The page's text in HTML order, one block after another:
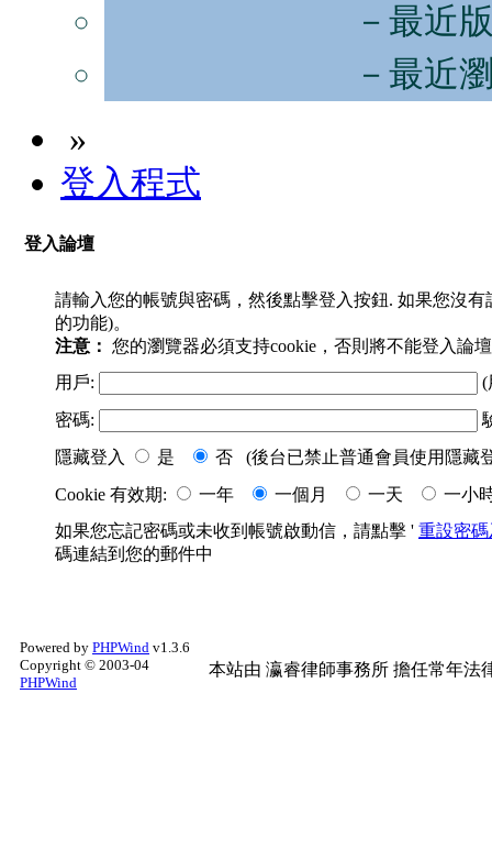
－最近
－最近
»
登入程式
登入論壇
請輸入您的帳號與密碼，然後點擊登入按鈕. 如果您沒
的功能)。
注意： 您的瀏覽器必須支持cookie，否則將不能登入論
用戶:
(
密碼:
隱藏登入
是
否 (後台已禁止普通會員使用隱藏
Cookie 有效期:
一年 一個月 一天
一小
如果您忘記密碼或未收到帳號啟動信，請點擊 ' 重設密
碼連結到您的郵件中
Powered by PHPWind v1.3.6
Copyright © 2003-04
PHPWind
本站由 瀛睿律師事務所 擔任常年法